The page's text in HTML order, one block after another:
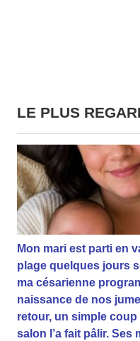
LE PLUS
Mon mari est parti en
plage quelques jours
ma césarienne
naissance de nos
retour, un simple
salon l’a fait pâlir. Ses